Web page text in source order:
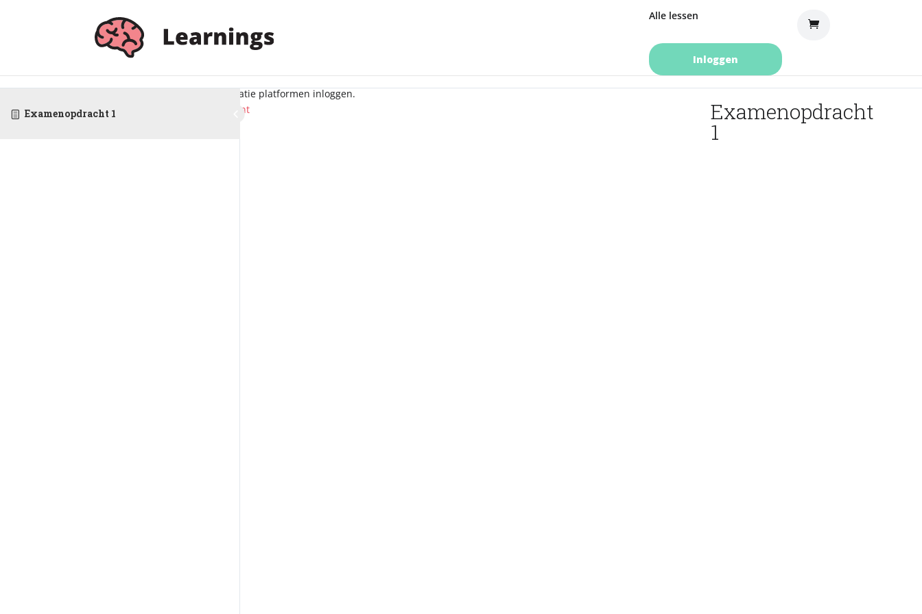
Via jouw schoolaccount
Doe jij een MBO opleiding? Dan is de kans groot dat jij een school account gekregen hebt.
Hiermee kan jij makkelijk en snel op meerdere educatie platformen inloggen.
Inloggen via Entree Of login met je bestaande account
Alle lessen
Inloggen
Examenopdracht 1 Examenopdracht
1